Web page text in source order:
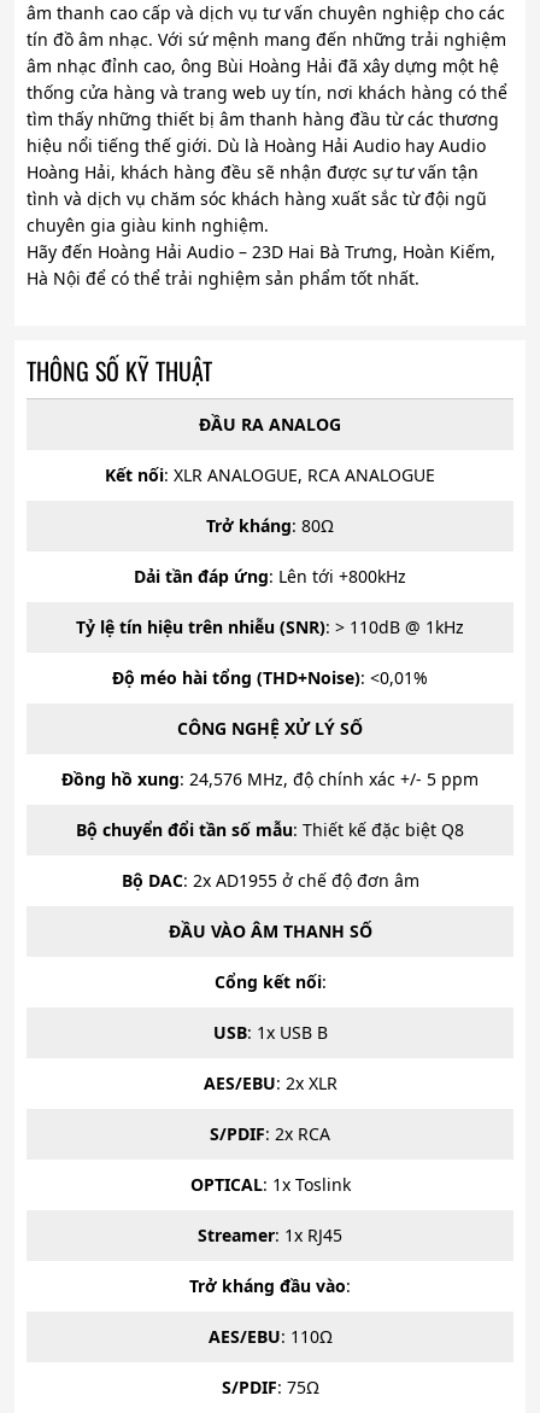
âm thanh cao cấp và dịch vụ tư vấn chuyên nghiệp cho các
tín đồ âm nhạc. Với sứ mệnh mang đến những trải nghiệm
âm nhạc đỉnh cao, ông Bùi Hoàng Hải đã xây dựng một hệ
thống cửa hàng và trang web uy tín, nơi khách hàng có thể
tìm thấy những thiết bị âm thanh hàng đầu từ các thương
hiệu nổi tiếng thế giới. Dù là Hoàng Hải Audio hay Audio
Hoàng Hải, khách hàng đều sẽ nhận được sự tư vấn tận
tình và dịch vụ chăm sóc khách hàng xuất sắc từ đội ngũ
chuyên gia giàu kinh nghiệm.
Hãy đến Hoàng Hải Audio – 23D Hai Bà Trưng, Hoàn Kiếm,
Hà Nội để có thể trải nghiệm sản phẩm tốt nhất.
THÔNG SỐ KỸ THUẬT
ĐẦU RA ANALOG
Kết nối: XLR ANALOGUE, RCA ANALOGUE
Trở kháng: 80Ω
Dải tần đáp ứng: Lên tới +800kHz
Tỷ lệ tín hiệu trên nhiễu (SNR): > 110dB @ 1kHz
Độ méo hài tổng (THD+Noise): <0,01%
CÔNG NGHỆ XỬ LÝ SỐ
Đồng hồ xung: 24,576 MHz, độ chính xác +/- 5 ppm
Bộ chuyển đổi tần số mẫu: Thiết kế đặc biệt Q8
Bộ DAC: 2x AD1955 ở chế độ đơn âm
ĐẦU VÀO ÂM THANH SỐ
Cổng kết nối:
USB: 1x USB B
AES/EBU: 2x XLR
S/PDIF: 2x RCA
OPTICAL: 1x Toslink
Streamer: 1x RJ45
Trở kháng đầu vào:
AES/EBU: 110Ω
S/PDIF: 75Ω